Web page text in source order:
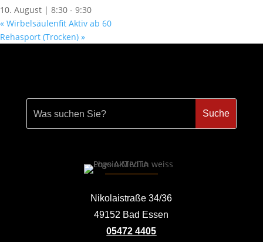
10. August | 8:30 - 9:30
« Wirbelsäulenfit Aktiv ab 60
Rehasport (Trocken) »
Nikolaistraße 34/36
49152 Bad Essen
05472 4405